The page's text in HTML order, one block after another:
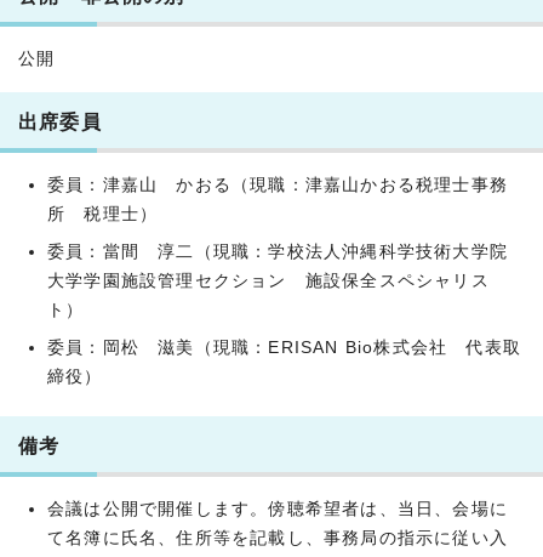
公開
出席委員
委員：津嘉山 かおる（現職：津嘉山かおる税理士事務
所 税理士）
委員：當間 淳二（現職：学校法人沖縄科学技術大学院
大学学園施設管理セクション 施設保全スペシャリス
ト）
委員：岡松 滋美（現職：ERISAN Bio株式会社 代表取
締役）
備考
会議は公開で開催します。傍聴希望者は、当日、会場に
て名簿に氏名、住所等を記載し、事務局の指示に従い入